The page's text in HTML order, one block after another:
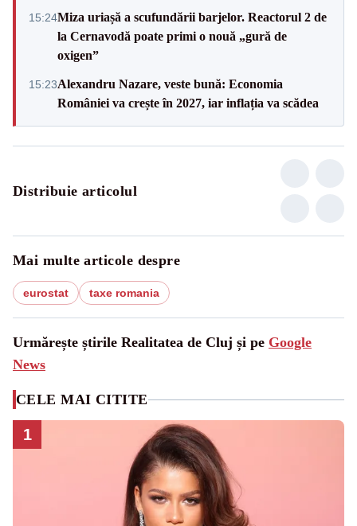
15:24Miza uriașă a scufundării barjelor. Reactorul 2 de
la Cernavodă poate primi o nouă „gură de
oxigen”
15:23Alexandru Nazare, veste bună: Economia
României va crește în 2027, iar inflația va scădea
Distribuie articolul
Mai multe articole despre
eurostat taxe romania
Urmărește știrile Realitatea de Cluj și pe Google
News
CELE MAI CITITE
1